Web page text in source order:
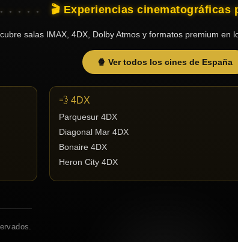
🎬 Experiencias cinematográficas
salas IMAX, 4DX, Dolby Atmos y formatos premium en
🍿 Ver todos los cines de España
💨 4DX
Parquesur 4DX
Diagonal Mar 4DX
Bonaire 4DX
Heron City 4DX